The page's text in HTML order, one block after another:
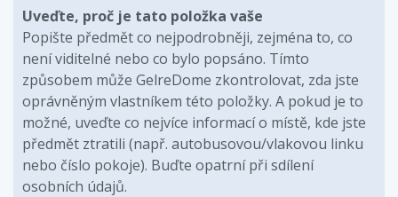
Uveďte, proč je tato položka vaše
Popište předmět co nejpodrobněji, zejména to, co
není viditelné nebo co bylo popsáno. Tímto
způsobem může GelreDome zkontrolovat, zda jste
oprávněným vlastníkem této položky. A pokud je to
možné, uveďte co nejvíce informací o místě, kde jste
předmět ztratili (např. autobusovou/vlakovou linku
nebo číslo pokoje). Buďte opatrní při sdílení
osobních údajů.